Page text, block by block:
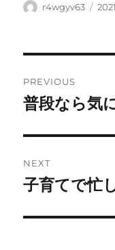
Author
r4wgyv63
navigation
PREVIOUS
Previous
普段なら気
NEXT
Next
子育てで忙